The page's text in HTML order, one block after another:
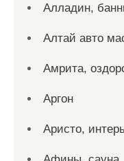
Алладин,
Алтай авто
Амрита,
Аргон
Аристо,